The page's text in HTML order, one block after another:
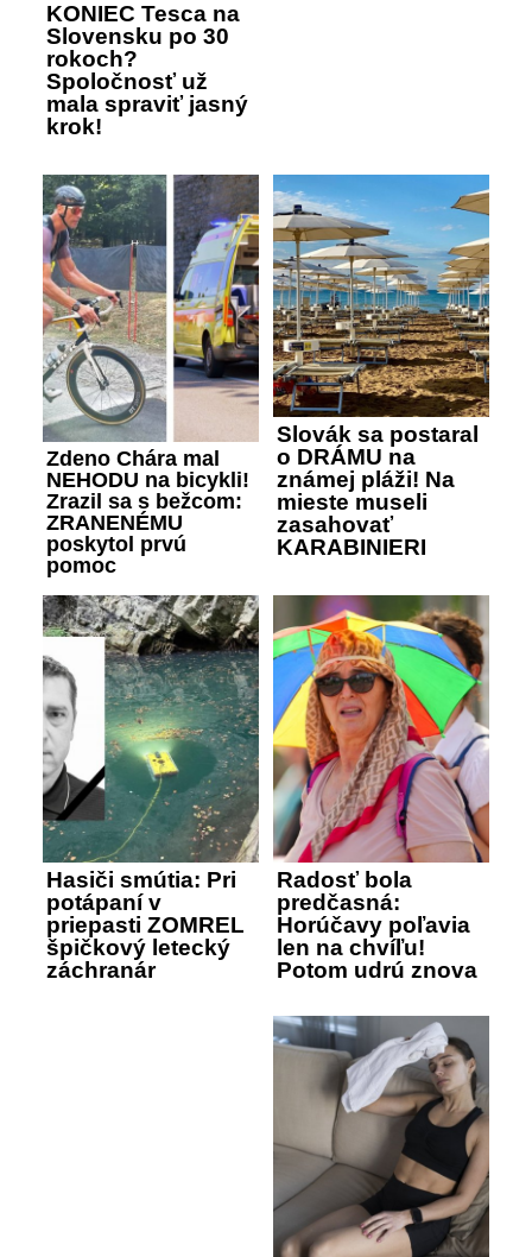
KONIEC Tesca na
Slovensku po 30
rokoch?
Spoločnosť už
mala spraviť jasný
krok!
Zdeno Chára mal
NEHODU na bicykli!
Zrazil sa s bežcom:
ZRANENÉMU
poskytol prvú
pomoc
Slovák sa postaral
o DRÁMU na
známej pláži! Na
mieste museli
zasahovať
KARABINIERI
Hasiči smútia: Pri
potápaní v
priepasti ZOMREL
špičkový letecký
záchranár
Radosť bola
predčasná:
Horúčavy poľavia
len na chvíľu!
Potom udrú znova